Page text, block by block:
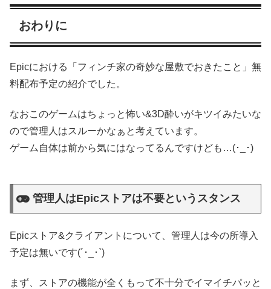
おわりに
Epicにおける「フィンチ家の奇妙な屋敷でおきたこと」無
料配布予定の紹介でした。
なおこのゲームはちょっと怖い&3D酔いがキツイみたいな
ので管理人はスルーかなぁと考えています。
ゲーム自体は前から気にはなってるんですけども…(･_･)
管理人はEpicストアは不要というスタンス
Epicストア&クライアントについて、管理人は今の所導入
予定は無いです(´･_･`)
まず、ストアの機能が全くもって不十分でイマイチパッと